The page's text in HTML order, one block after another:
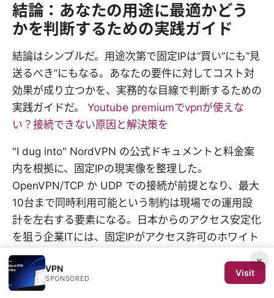
結論：あなたの用途に最適かどう
かを判断するための実践ガイド
結論はシンプルだ。用途次第で固定IPは“買い”にも“見
送るべき”にもなる。あなたの要件に対してコスト対
効果が成り立つかを、実務的な目線で判断するための
実践ガイドだ。 Youtube premiumでvpnが使えな
い？接続できない原因と解決策を
"I dug into" NordVPN の公式ドキュメントと料金案
内を根拠に、固定IPの現実像を整理した。
OpenVPN/TCP か UDP での接続が前提となり、最大
10台まで同時利用可能という制約は現場での運用設
計を左右する要素になる。日本からのアクセス安定化
を狙う企業ITには、固定IPがアクセス許可のホワイト
リスト化を簡素化するという実務的利点がある。一方
で月額コストは小さくない。固定IPの月額料金は
540円／月 から始まり、長期契約で割安になるケー
×
VPN
SPONSORED
Visit